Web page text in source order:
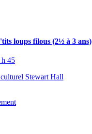
loups filous (2½ à 3 ans)
h 45
Stewart Hall